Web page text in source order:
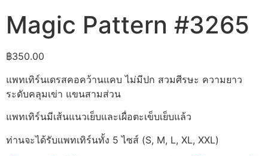
Magic Pattern #3265
฿350.00
แพทเทิร์นเดรสคอคว้านแคบ ไม่มีปก สวมศีรษะ ความยาว
ระดับคลุมเข่า แขนสามส่วน
แพทเทิร์นมีเส้นแนวเย็บและเผื่อตะเข็บเย็บแล้ว
ท่านจะได้รับแพทเทิร์นทั้ง 5 ไซส์ (S, M, L, XL, XXL)